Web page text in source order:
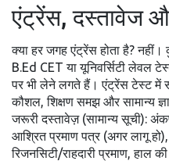
एंट्रेंस, दस्तावेज
क्या हर जगह एंट्रेंस होता है? नहीं।
B.Ed CET या यूनिवर्सिटी लेवल
पर भी लेने लगते हैं। एंट्रेंस टेस्ट में
कौशल, शिक्षण समझ और सामान्य
जरूरी दस्तावेज़ (सामान्य सूची):
आश्रित प्रमाण पत्र (अगर लागू
रिजनसिटी/राहदारी प्रमाण, हाल